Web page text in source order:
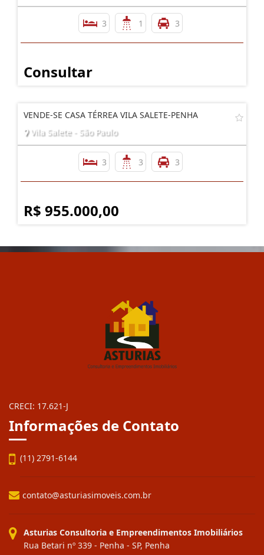
3 1 3
Consultar
VENDE-SE CASA TÉRREA VILA SALETE-PENHA
Vila Salete - São Paulo
3 3 3
R$ 955.000,00
CRECI: 17.621-J
Informações de Contato
(11) 2791-6144
contato@asturiasimoveis.com.br
Asturias Consultoria e Empreendimentos Imobiliários
Rua Betari nº 339 - Penha - SP, Penha